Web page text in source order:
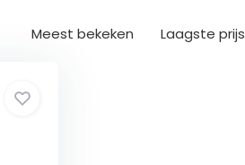
Meest bekeken Laagste prijs